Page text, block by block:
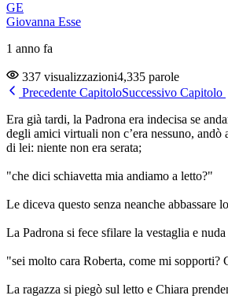
GE
Giovanna Esse
1 anno fa
337 visualizzazioni4,335 parole
Precedente CapitoloSuccessivo Capitolo
Era già tardi, la Padrona era indecisa se
degli amici virtuali non c’era nessuno,
di lei: niente non era serata;
"che dici schiavetta mia andiamo a letto?"
Le diceva questo senza neanche
La Padrona si fece sfilare la vestaglia e
"sei molto cara Roberta, come mi sopporti?
La ragazza si piegò sul letto e Chiara